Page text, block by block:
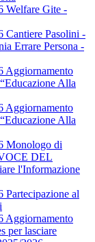
Welfare Gite -
Cantiere Pasolini -
Errare Persona -
Aggiornamento
Alla
Aggiornamento
Alla
Monologo di
DEL
l'Informazione
Partecipazione al
Aggiornamento
per lasciare